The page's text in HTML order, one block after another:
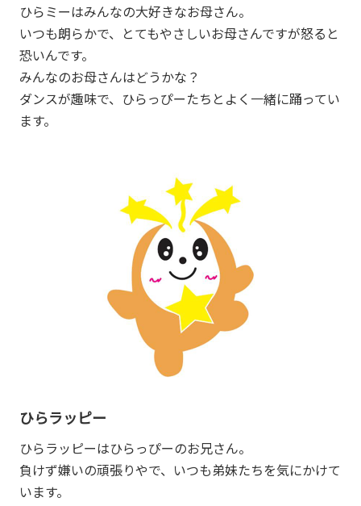
ひらミーはみんなの大好きなお母さん。
いつも朗らかで、とてもやさしいお母さんですが怒ると
恐いんです。
みんなのお母さんはどうかな？
ダンスが趣味で、ひらっぴーたちとよく一緒に踊ってい
ます。
ひらラッピー
ひらラッピーはひらっぴーのお兄さん。
負けず嫌いの頑張りやで、いつも弟妹たちを気にかけて
います。